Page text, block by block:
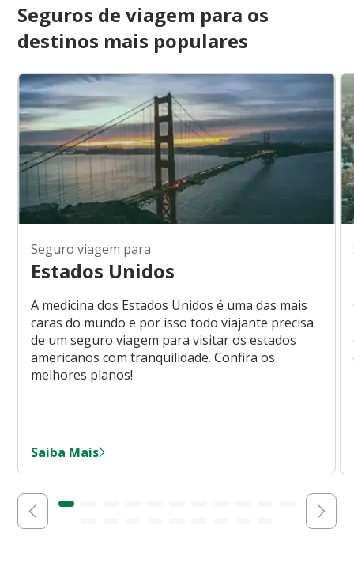
Seguros de viagem para os
destinos mais populares
Seguro viagem para
Estados Unidos
A medicina dos Estados Unidos é uma das mais
caras do mundo e por isso todo viajante precisa
de um seguro viagem para visitar os estados
americanos com tranquilidade. Confira os
melhores planos!
Saiba Mais